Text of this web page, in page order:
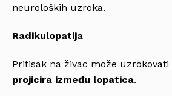
neuroloških uzroka.
Radikulopatija
Pritisak na živac može uzrokovati
projicira između lopatica.